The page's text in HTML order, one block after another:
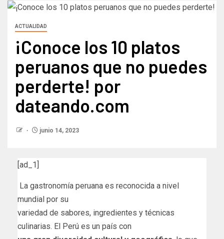
ACTUALIDAD
¡Conoce los 10 platos
peruanos que no puedes
perderte! por
dateando.com
junio 14, 2023
[ad_1]
La gastronomía peruana es reconocida a nivel
mundial por su
variedad de sabores, ingredientes y técnicas
culinarias. El Perú es un país con